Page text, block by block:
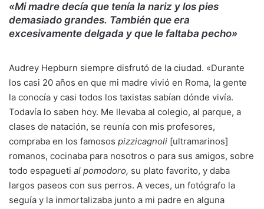
«Mi madre decía que tenía la nariz y los pies
demasiado grandes. También que era
excesivamente delgada y que le faltaba pecho»
Audrey Hepburn siempre disfrutó de la ciudad. «Durante
los casi 20 años en que mi madre vivió en Roma, la gente
la conocía y casi todos los taxistas sabían dónde vivía.
Todavía lo saben hoy. Me llevaba al colegio, al parque, a
clases de natación, se reunía con mis profesores,
compraba en los famosos pizzicagnoli [ultramarinos]
romanos, cocinaba para nosotros o para sus amigos, sobre
todo espagueti al pomodoro, su plato favorito, y daba
largos paseos con sus perros. A veces, un fotógrafo la
seguía y la inmortalizaba junto a mi padre en alguna